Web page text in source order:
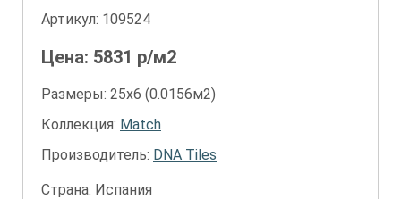
Артикул: 109524
Цена: 5831 р/м2
Размеры: 25х6 (0.0156м2)
Коллекция: Match
Производитель: DNA Tiles
Страна: Испания